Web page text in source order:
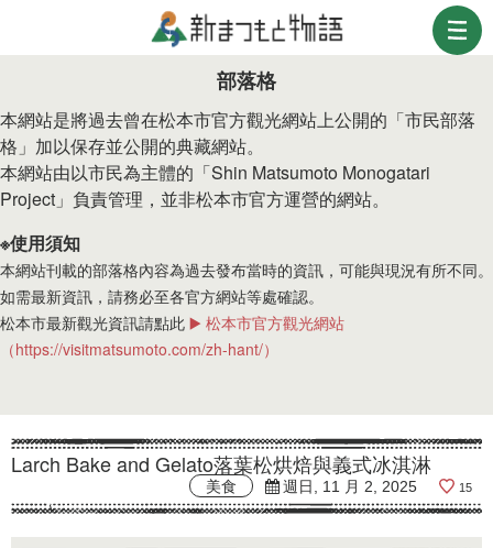
部落格
本網站是將過去曾在松本市官方觀光網站上公開的「市民部落
格」加以保存並公開的典藏網站。
本網站由以市民為主體的「Shin Matsumoto Monogatari
Project」負責管理，並非松本市官方運營的網站。
※使用須知
本網站刊載的部落格內容為過去發布當時的資訊，可能與現況有所不同。
如需最新資訊，請務必至各官方網站等處確認。
松本市最新觀光資訊請點此 ▶️ 松本市官方觀光網站
（https://visitmatsumoto.com/zh-hant/）
Larch Bake and Gelato落葉松烘焙與義式冰淇淋
美食 週日, 11 月 2, 2025 15